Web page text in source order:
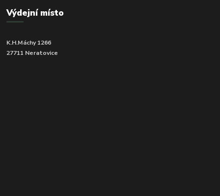
Výdejní místo
K.H.Máchy 1266
27711 Neratovice